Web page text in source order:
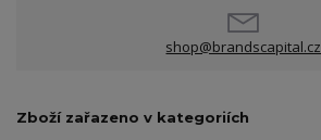
shop@brandscapital.cz
Zboží zařazeno v kategoriích